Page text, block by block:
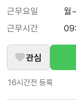
근무요일
월
근무시간
관심
16시간전 등록